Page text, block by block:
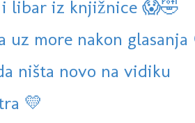
libar iz knjižnice 😱🤣
uz more nakon glasanja
ništa novo na vidiku
💛